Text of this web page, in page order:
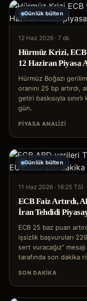
Günlük bülten
12 Haz 2026 · 7 dk
Hürmüz Krizi, ECB
12 Haziran Piyasa
Hürmüz Boğazı
oranını 25 bp
getiri baskısıyla
gün.
PIYASA ANALIZI
Günlük bülten
11 Haz 2026 · 16:25 TSİ ·
ECB Faiz Artırdı,
İran Tehdidi
ECB 25 baz puan
işsizlik başvuruları
sert vuracağız”
tarafında son dakika
SON DAKIKA